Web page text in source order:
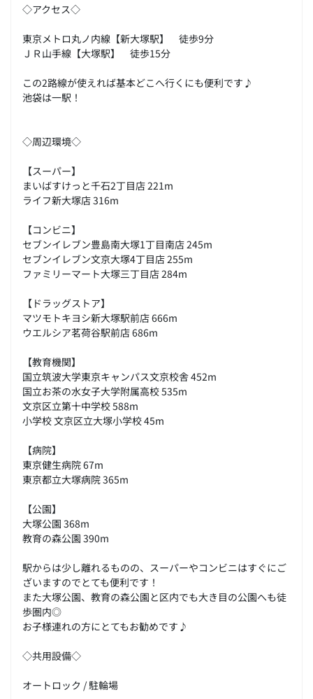
◇アクセス◇
東京メトロ丸ノ内線【新大塚駅】 徒歩9分
ＪＲ山手線【大塚駅】 徒歩15分
この2路線が使えれば基本どこへ行くにも便利です♪
池袋は一駅！
◇周辺環境◇
【スーパー】
まいばすけっと千石2丁目店 221m
ライフ新大塚店 316m
【コンビニ】
セブンイレブン豊島南大塚1丁目南店 245m
セブンイレブン文京大塚4丁目店 255m
ファミリーマート大塚三丁目店 284m
【ドラッグストア】
マツモトキヨシ新大塚駅前店 666m
ウエルシア茗荷谷駅前店 686m
【教育機関】
国立筑波大学東京キャンパス文京校舎 452m
国立お茶の水女子大学附属高校 535m
文京区立第十中学校 588m
小学校 文京区立大塚小学校 45m
【病院】
東京健生病院 67m
東京都立大塚病院 365m
【公園】
大塚公園 368m
教育の森公園 390m
駅からは少し離れるものの、スーパーやコンビニはすぐにご
ざいますのでとても便利です！
また大塚公園、教育の森公園と区内でも大き目の公園へも徒
歩圏内◎
お子様連れの方にとてもお勧めです♪
◇共用設備◇
オートロック / 駐輪場